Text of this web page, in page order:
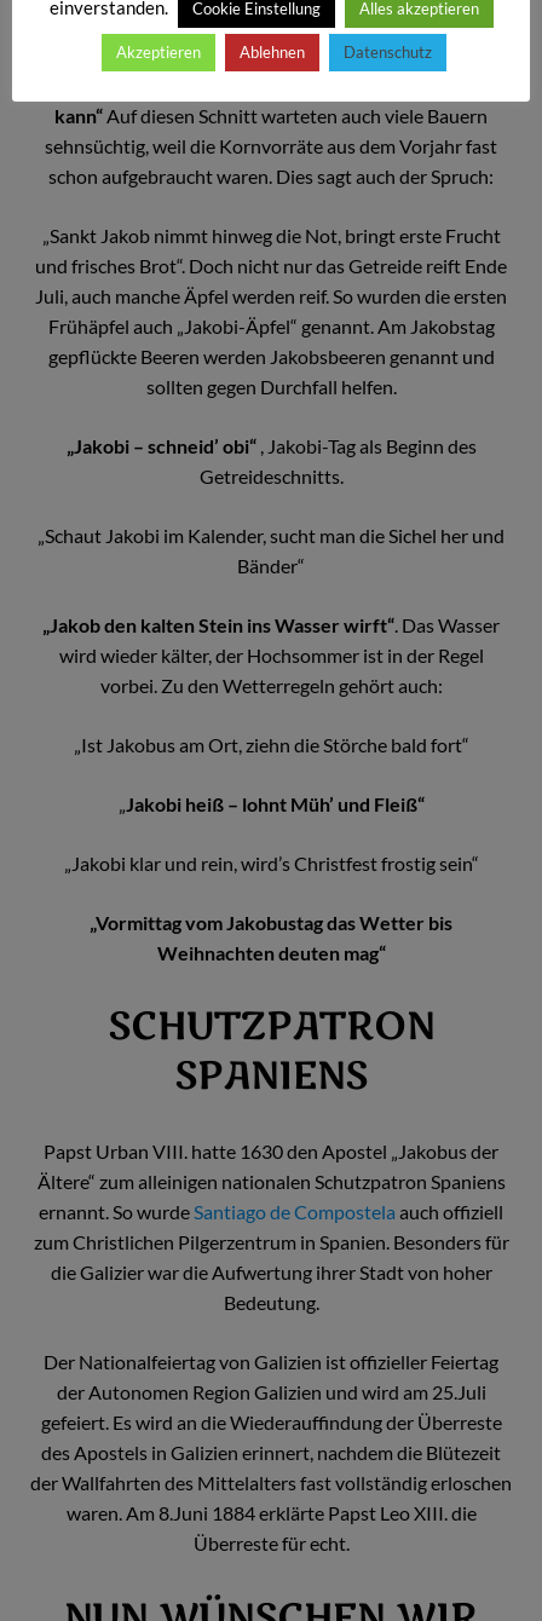
stammt der Spruch:
kann“ Auf diesen Schnitt warteten auch viele Bauern
sehnsüchtig, weil die Kornvorräte aus dem Vorjahr fast
schon aufgebraucht waren. Dies sagt auch der Spruch:
„Sankt Jakob nimmt hinweg die Not, bringt erste Frucht
und frisches Brot“. Doch nicht nur das Getreide reift Ende
Juli, auch manche Äpfel werden reif. So wurden die ersten
Frühäpfel auch „Jakobi-Äpfel“ genannt. Am Jakobstag
gepflückte Beeren werden Jakobsbeeren genannt und
sollten gegen Durchfall helfen.
„Jakobi – schneid’ obi“, Jakobi-Tag als Beginn des
Getreideschnitts.
„Schaut Jakobi im Kalender, sucht man die Sichel her und
Bänder“
„Jakob den kalten Stein ins Wasser wirft“ . Das Wasser
wird wieder kälter, der Hochsommer ist in der Regel
vorbei. Zu den Wetterregeln gehört auch:
„Ist Jakobus am Ort, ziehn die Störche bald fort“
Jakobi heiß – lohnt Müh’ und Fleiß“
„Jakobi klar und rein, wird’s Christfest frostig sein“
„Vormittag vom Jakobustag das Wetter bis
Weihnachten deuten mag“
SCHUTZPATRON
SPANIENS
Papst Urban VIII. hatte 1630 den Apostel „Jakobus der
Ältere“ zum alleinigen nationalen Schutzpatron Spaniens
ernannt. So wurdeSantiago de Compostela auch offiziell
zum Christlichen Pilgerzentrum in Spanien. Besonders für
die Galizier war die Aufwertung ihrer Stadt von hoher
Bedeutung.
Der Nationalfeiertag von Galizien ist offizieller Feiertag
der Autonomen Region Galizien und wird am 25.Juli
gefeiert. Es wird an die Wiederauffindung der Überreste
des Apostels in Galizien erinnert, nachdem die Blütezeit
der Wallfahrten des Mittelalters fast vollständig erloschen
waren. Am 8.Juni 1884 erklärte Papst Leo XIII. die
Überreste für echt.
einverstanden.
Cookie Einstellung Alles akzeptieren
Akzeptieren Ablehnen Datenschutz